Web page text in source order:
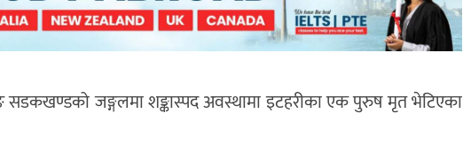
जङ्गलमा शङ्कास्पद अवस्थामा इटहरीका एक पुरुष मृत भेटिएका